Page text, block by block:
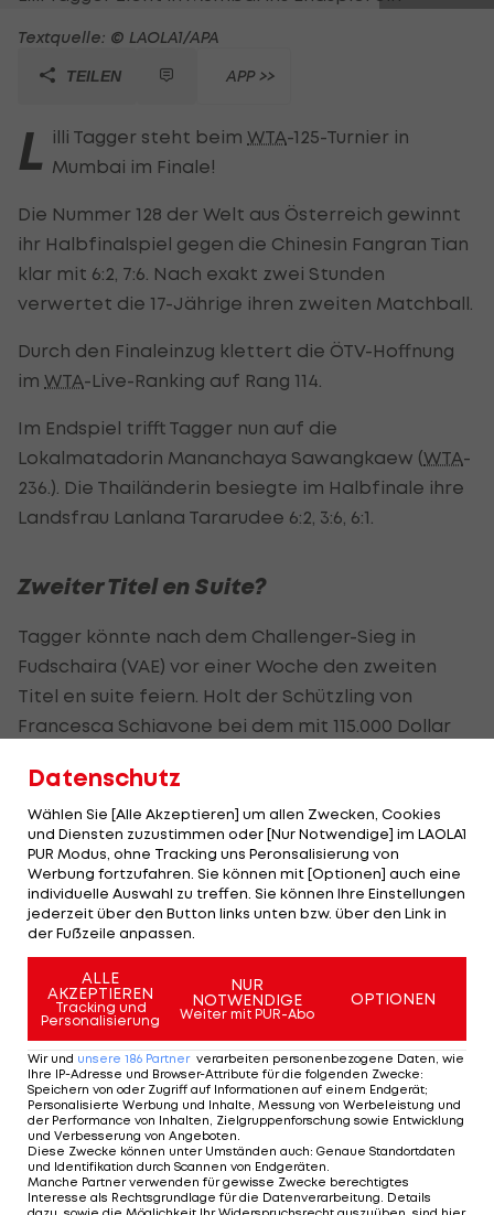
Textquelle: © LAOLA1/APA
TEILEN APP >>
L illi Tagger steht beim WTA-125-Turnier in
Mumbai im Finale!
Die Nummer 128 der Welt aus Österreich gewinnt
ihr Halbfinalspiel gegen die Chinesin Fangran Tian
klar mit 6:2, 7:6. Nach exakt zwei Stunden
verwertet die 17-Jährige ihren zweiten Matchball.
Durch den Finaleinzug klettert die ÖTV-Hoffnung
im WTA-Live-Ranking auf Rang 114.
Im Endspiel trifft Tagger nun auf die
Lokalmatadorin Mananchaya Sawangkaew (WTA-
236.). Die Thailänderin besiegte im Halbfinale ihre
Landsfrau Lanlana Tararudee 6:2, 3:6, 6:1.
Zweiter Titel en Suite?
Tagger könnte nach dem Challenger-Sieg in
Fudschaira (VAE) vor einer Woche den zweiten
Titel en suite feiern. Holt der Schützling von
Francesca Schiavone bei dem mit 115.000 Dollar
auf Platz 109 vorstoßen.
Für den Einzug ins Endspiel erhält sie 8.400 US-
Dollar (rund 7.100 Euro) sowie 81WTA-Zähler, der
Titel bringt 125 Punkte und 15.500 Dollar.
Furioser Rodionov! ÖTV
dreht Davis-Cup-Duell
mit Japan
Tennis
Die größte Konkurrenz in Lilli Taggers
Datenschutz
Wählen Sie [Alle Akzeptieren] um allen Zwecken, Cookies
und Diensten zuzustimmen oder [Nur Notwendige] im LAOLA1
PUR Modus, ohne Tracking uns Peronsalisierung von
Werbung fortzufahren. Sie können mit [Optionen] auch eine
individuelle Auswahl zu treffen. Sie können Ihre Einstellungen
jederzeit über den Button links unten bzw. über den Link in
der Fußzeile anpassen.
ALLE
AKZEPTIEREN
Tracking und
Personalisierung
NUR
NOTWENDIGE
Weiter mit PUR-Abo
OPTIONEN
Wir und unsere 186 Partner verarbeiten personenbezogene Daten, wie
Ihre IP-Adresse und Browser-Attribute für die folgenden Zwecke:
Speichern von oder Zugriff auf Informationen auf einem Endgerät;
Personalisierte Werbung und Inhalte, Messung von Werbeleistung und
der Performance von Inhalten, Zielgruppenforschung sowie Entwicklung
und Verbesserung von Angeboten
Diese Zwecke können unter Umständen auch: Genaue Standortdaten
und Identifikation durch Scannen von Endgeräten
Manche Partner verwenden für gewisse Zwecke berechtigtes
Interesse als Rechtsgrundlage für die Datenverarbeitung. Details